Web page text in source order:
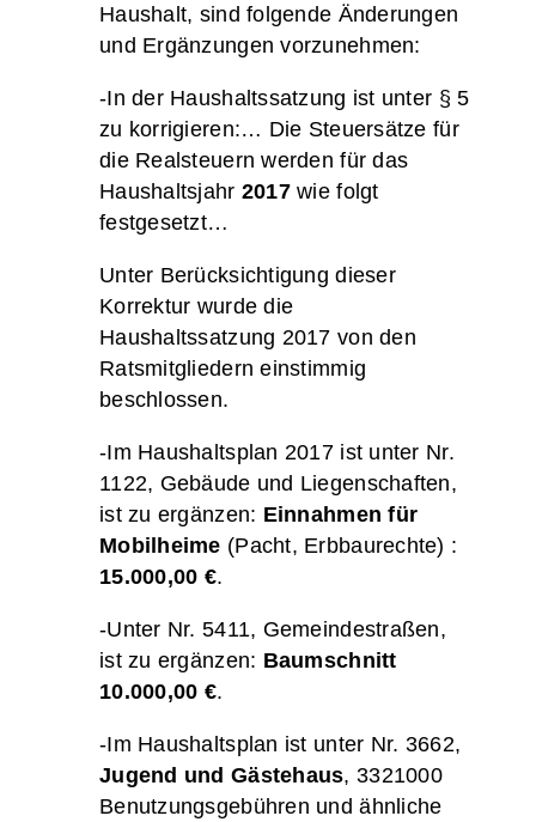
Haushalt, sind folgende Änderungen
und Ergänzungen vorzunehmen:
-In der Haushaltssatzung ist unter § 5
zu korrigieren:… Die Steuersätze für
die Realsteuern werden für das
Haushaltsjahr 2017wie folgt
festgesetzt…
Unter Berücksichtigung dieser
Korrektur wurde die
Haushaltssatzung 2017 von den
Ratsmitgliedern einstimmig
beschlossen.
-Im Haushaltsplan 2017 ist unter Nr.
1122, Gebäude und Liegenschaften,
ist zu ergänzen: Einnahmen für
Mobilheime (Pacht, Erbbaurechte) :
15.000,00 €.
-Unter Nr. 5411, Gemeindestraßen,
ist zu ergänzen: Baumschnitt
10.000,00 €.
-Im Haushaltsplan ist unter Nr. 3662,
Jugend und Gästehaus, 3321000
Benutzungsgebühren und ähnliche